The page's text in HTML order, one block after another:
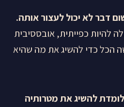
דבר לא יכול לעצור אותה.
להיות כפייתית, אובססיבית
הכל כדי להשיג את מה שהיא
להשיג את מטרותיה